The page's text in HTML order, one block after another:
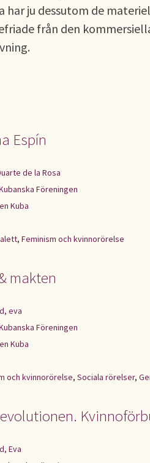
har ju dessutom de
från den
Espín
de la Rosa
Föreningen
Kuba
, Feminism och kvinnorörelse
makten
eva
Föreningen
Kuba
och kvinnorörelse, Sociala rörelser,
Eva